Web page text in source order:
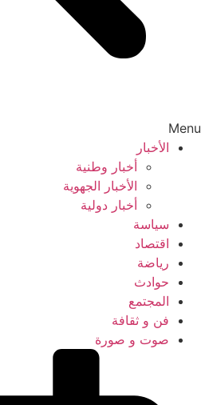
Menu
الأخبار
أخبار وطنية
الأخبار الجهوية
أخبار دولية
سياسة
اقتصاد
رياضة
حوادث
المجتمع
فن و ثقافة
صوت و صورة